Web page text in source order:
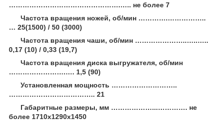
………………………………………….….. не более 7
Частота вращения ножей, об/мин ………….……………..
… 25(1500) / 50 (3000)
Частота вращения чаши, об/мин …………………..…..…..
0,17 (10) / 0,33 (19,7)
Частота вращения диска выгружателя, об/мин
…………………….…. 1,5 (90)
Установленная мощность ………………………..
……………………………….. 21
Габаритные размеры, мм ………………...…………. не
более 1710х1290х1450